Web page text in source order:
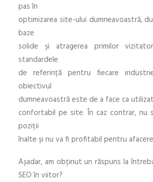
pas în
optimizarea site-ului dumneavoastră,
baze
solide și atragerea primilor
standardele
de referință pentru fiecare
obiectivul
dumneavoastră este de a face ca
confortabil pe site. În caz contrar, nu
poziții
înalte și nu va fi profitabil pentru
Așadar, am obținut un răspuns la
SEO în viitor?